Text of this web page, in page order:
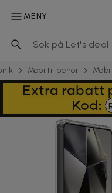
MENY
Mobil­tillbehör